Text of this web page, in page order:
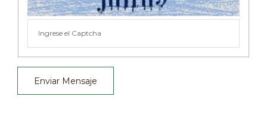
Enviar Mensaje